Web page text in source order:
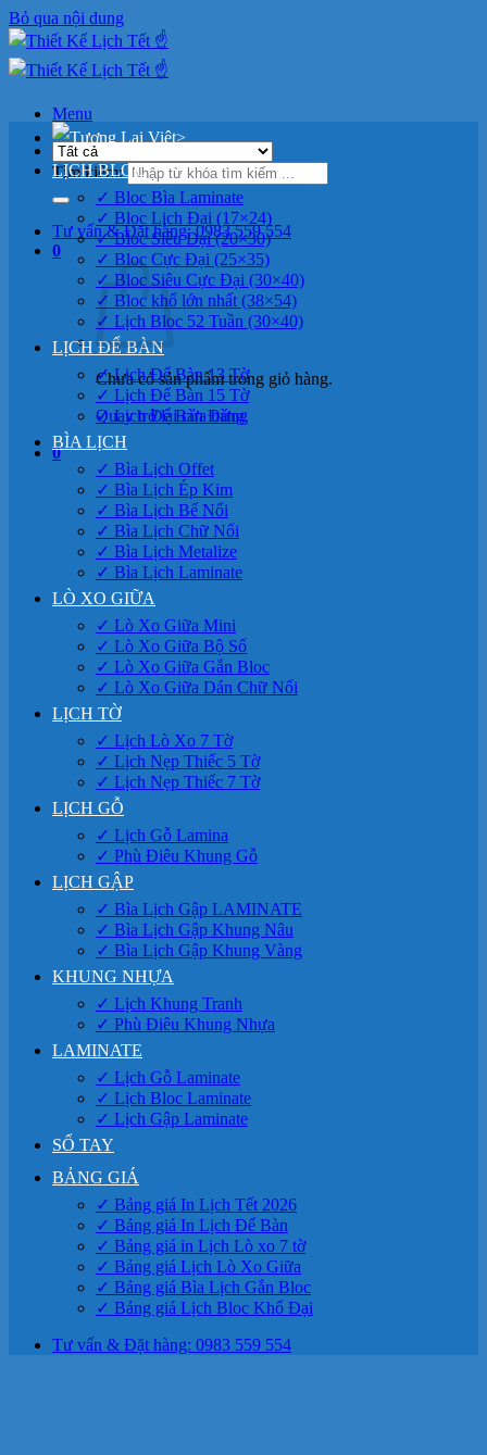
Bỏ qua nội dung
Menu
Tìm kiếm:
Tư vấn & Đặt hàng: 0983 559 554
0
Chưa có sản phẩm trong giỏ hàng.
Quay trở lại cửa hàng
0
>
LỊCH BLOC
✓ Bloc Bìa Laminate
✓ Bloc Lịch Đại (17×24)
✓ Bloc Siêu Đại (20×30)
✓ Bloc Cực Đại (25×35)
✓ Bloc Siêu Cực Đại (30×40)
✓ Bloc khổ lớn nhất (38×54)
✓ Lịch Bloc 52 Tuần (30×40)
LỊCH ĐỂ BÀN
✓ Lịch Để Bàn 13 Tờ
✓ Lịch Để Bàn 15 Tờ
✓ Lịch Để Bàn Đứng
BÌA LỊCH
✓ Bìa Lịch Offet
✓ Bìa Lịch Ép Kim
✓ Bìa Lịch Bế Nổi
✓ Bìa Lịch Chữ Nổi
✓ Bìa Lịch Metalize
✓ Bìa Lịch Laminate
LÒ XO GIỮA
✓ Lò Xo Giữa Mini
✓ Lò Xo Giữa Bộ Số
✓ Lò Xo Giữa Gắn Bloc
✓ Lò Xo Giữa Dán Chữ Nổi
LỊCH TỜ
✓ Lịch Lò Xo 7 Tờ
✓ Lịch Nẹp Thiếc 5 Tờ
✓ Lịch Nẹp Thiếc 7 Tờ
LỊCH GỖ
✓ Lịch Gỗ Lamina
✓ Phù Điêu Khung Gỗ
LỊCH GẬP
✓ Bìa Lịch Gập LAMINATE
✓ Bìa Lịch Gập Khung Nâu
✓ Bìa Lịch Gập Khung Vàng
KHUNG NHỰA
✓ Lịch Khung Tranh
✓ Phù Điêu Khung Nhựa
LAMINATE
✓ Lịch Gỗ Laminate
✓ Lịch Bloc Laminate
✓ Lịch Gập Laminate
SỔ TAY
BẢNG GIÁ
✓ Bảng giá In Lịch Tết 2026
✓ Bảng giá In Lịch Để Bàn
✓ Bảng giá in Lịch Lò xo 7 tờ
✓ Bảng giá Lịch Lò Xo Giữa
✓ Bảng giá Bìa Lịch Gắn Bloc
✓ Bảng giá Lịch Bloc Khổ Đại
Tư vấn & Đặt hàng: 0983 559 554